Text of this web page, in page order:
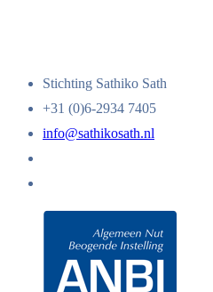
Stichting Sathiko Sath
+31 (0)6-2934 7405
info@sathikosath.nl